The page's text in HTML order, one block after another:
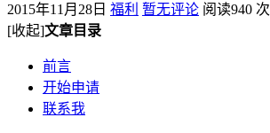
2015年11月28日 福利 暂无评论 阅读940 次
[收起]文章目录
前言
开始申请
联系我